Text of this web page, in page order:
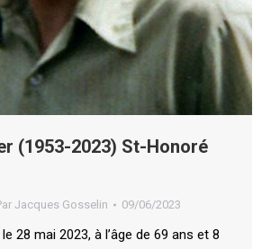
(1953-2023) St-Honoré
Jacques Gosselin 09/06/2023
28 mai 2023, à l’âge de 69 ans et 8